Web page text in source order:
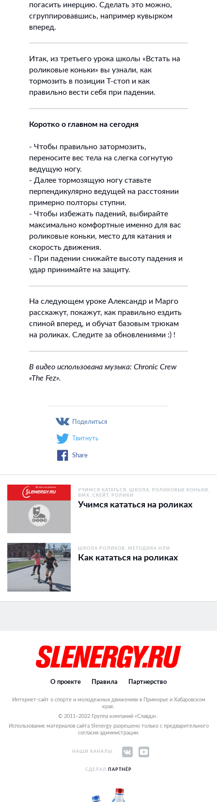
погасить инерцию. Сделать это можно,
сгруппировавшись, например кувырком
вперед.
Итак, из третьего урока школы «Встать на
роликовые коньки» вы узнали, как
тормозить в позиции Т-стоп и как
правильно вести себя при падении.
Коротко о главном на сегодня
- Чтобы правильно затормозить,
переносите вес тела на слегка согнутую
ведущую ногу.
- Далее тормозящую ногу ставьте
перпендикулярно ведущей на расстоянии
примерно полторы ступни.
- Чтобы избежать падений, выбирайте
максимально комфортные именно для вас
роликовые коньки, место для катания и
скорость движения.
- При падении снижайте высоту падения и
удар принимайте на защиту.
На следующем уроке Александр и Марго
расскажут, покажут, как правильно ездить
спиной вперед, и обучат базовым трюкам
на роликах. Следите за обновлениями :) !
В видео использована музыка: Chronic Crew
«The Fez».
Поделиться
Твитнуть
Share
УЧИМСЯ КАТАТЬСЯ ШКОЛА
РОЛИКОВЫЕ КОНЬКИ
BMX, СКЕЙТ, РОЛИКИ
Учимся кататься на роликах
ШКОЛА РОЛИКОВ МЕТОДИКА НЛИ
Как кататься на роликах
О проекте Правила Партнерство
Интернет-сайт о спорте и молодежных движениях в Приморье и Хабаровском
крае.
© 2011–2022 Группа компаний «Славда».
Использование материалов сайта Slenergy разрешено только с предварительного
согласия администрации.
НАШИ КАНАЛЫ:
СДЕЛАЛ ПАРТНЁР